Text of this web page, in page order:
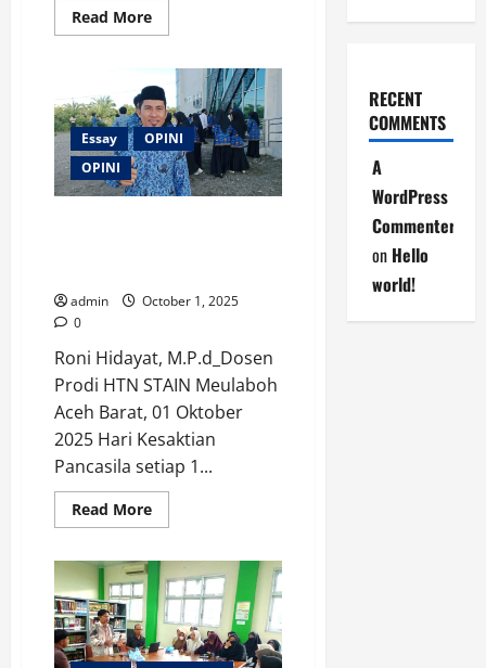
Read MoreRead
more
Fanshur
Institute,
Ramli
M.Ag
Presentasi
di
Ajang
24th
AICIS
Essay
OPINI
OPINI
admin
October 1, 2025
0
Roni Hidayat, M.P.d_Dosen
Prodi HTN STAIN Meulaboh
Aceh Barat, 01 Oktober
2025 Hari Kesaktian
Pancasila setiap 1...
Read MoreRead
more
di
Persimpangan:
Menguatkan
Ideologi
Bangsa
di
Era
RECENT
COMMENTS
A
WordPress
Commenter
on Hello
world!